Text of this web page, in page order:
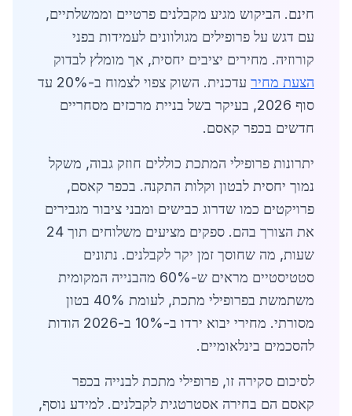
חינם. הביקוש מגיע מקבלנים פרטיים וממשלתיים,
עם דגש על פרופילים מגולוונים לעמידות בפני
קורוזיה. מחירים יציבים יחסית, אך מומלץ לבדוק
הצעת מחיר
עדכנית. השוק צפוי לצמוח ב-20% עד
סוף 2026, בעיקר בשל בניית מרכזים מסחריים
חדשים בכפר קאסם.
יתרונות פרופילי המתכת כוללים חוזק גבוה, משקל
נמוך יחסית לבטון וקלות התקנה. בכפר קאסם,
פרויקטים כמו שדרוג כבישים ומבני ציבור מגבירים
את הצורך בהם. ספקים מציעים משלוחים תוך 24
שעות, מה שחוסך זמן יקר לקבלנים. נתונים
סטטיסטיים מראים ש-60% מהבנייה המקומית
משתמשת בפרופילי מתכת, לעומת 40% בטון
מסורתי. מחירי יבוא ירדו ב-10% ב-2026 הודות
להסכמים בינלאומיים.
לסיכום סקירה זו, פרופילי מתכת לבנייה בכפר
קאסם הם בחירה אסטרטגית לקבלנים. למידע נוסף,